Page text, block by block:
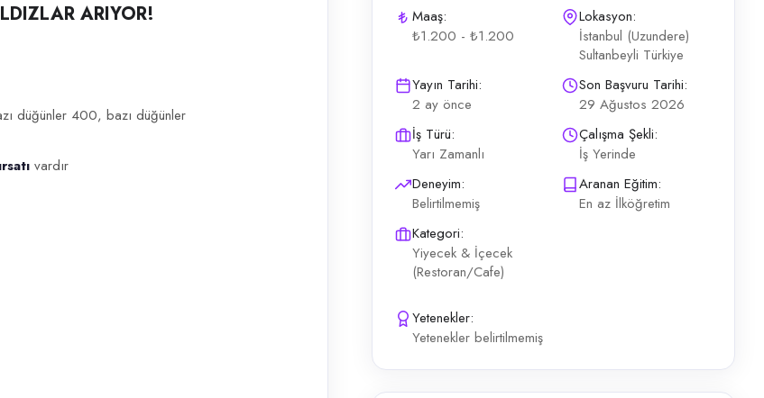
Sonu Çalışma Fırsatı! Bayan adaylar tercih edilmektedir!!!! Düğün başına 1.200 TL + bahşiş (düğüne göre değişiyor;
ARIYOR!
düğünler 400, bazı düğünler
vardır
Maaş:
₺1.200 - ₺1.200
Lokasyon:
İstanbul (Uzundere)
Sultanbeyli Türkiye
Yayın Tarihi:
2 ay önce
Son Başvuru Tarihi:
29 Ağustos 2026
İş Türü:
Yarı Zamanlı
Çalışma Şekli:
İş Yerinde
Deneyim:
Belirtilmemiş
Aranan Eğitim:
En az İlköğretim
Kategori:
Yiyecek & İçecek
(Restoran/Cafe)
Yetenekler:
Yetenekler belirtilmemiş